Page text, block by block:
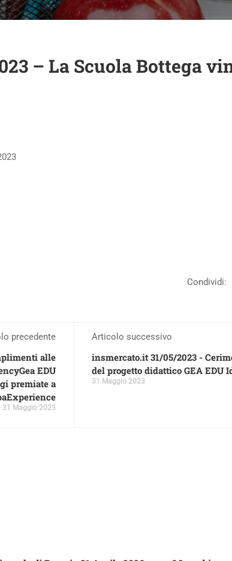
– La Scuola Bottega
Condividi:
precedente
alle
EDU
premiate a
31 Maggio 2023
Articolo successivo
insmercato.it 31/05/2023 -
del progetto didattico GEA EDU
31 Maggio 2023